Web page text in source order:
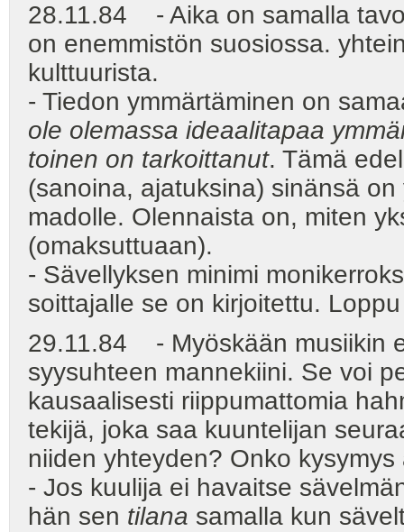
28.11.84 - Aika on samalla
on enemmistön suosiossa.
kulttuurista.
- Tiedon ymmärtäminen on
ole olemassa ideaalitapaa
toinen on tarkoittanut. Tämä
(sanoina, ajatuksina) sinänsä
madolle. Olennaista on, miten
(omaksuttuaan).
- Sävellyksen minimi
soittajalle se on kirjoitettu.
29.11.84 - Myöskään musiikin
syysuhteen mannekiini. Se voi
kausaalisesti riippumattomia
tekijä, joka saa kuuntelijan
niiden yhteyden? Onko
- Jos kuulija ei havaitse
hän sen tilana samalla kun